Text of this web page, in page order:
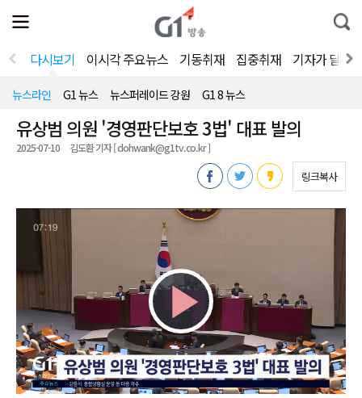
전
체
뉴
열
통
합
색
다시보기 이시각 주요뉴스 기동취재 집중취재 기자가 달려
뉴스라인 G1 뉴스 뉴스퍼레이드 강원 G1 8 뉴스
유상범 의원 '경영판단보호 3법' 대표 발의
2025-07-10 김도환 기자 [ dohwank@g1tv.co.kr ]
링크복사
Play